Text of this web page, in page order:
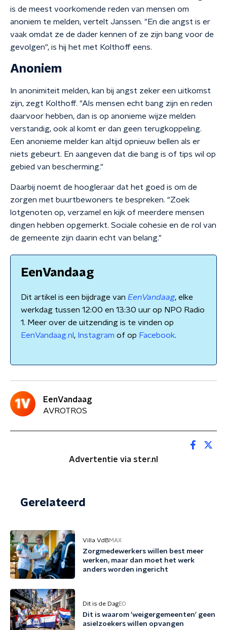
is de meest voorkomende reden van mensen om
anoniem te melden, vertelt Janssen. "En die angst is er
vaak omdat ze de dader kennen of ze zijn bang voor de
gevolgen", is hij het met Kolthoff eens.
Anoniem
In anonimiteit melden, kan bij angst zeker een uitkomst
zijn, zegt Kolthoff. "Als mensen echt bang zijn en reden
daarvoor hebben, dan is op anonieme wijze melden
verstandig, ook al komt er dan geen terugkoppeling.
Een anonieme melder kan altijd opnieuw bellen als er
niets gebeurt. En aangeven dat die bang is of tips wil op
gebied van bescherming."
Daarbij noemt de hoogleraar dat het goed is om de
zorgen met buurtbewoners te bespreken. "Zoek
lotgenoten op, verzamel en kijk of meerdere mensen
dingen hebben opgemerkt. Sociale cohesie en de rol van
de gemeente zijn daarin echt van belang."
EenVandaag
Dit artikel is een bijdrage van EenVandaag, elke
werkdag tussen 12:00 en 13:30 uur op NPO Radio
1. Meer over de uitzending is te vinden op
EenVandaag.nl , Instagram of op Facebook.
EenVandaag
AVROTROS
Advertentie via ster.nl
Gerelateerd
Villa VdBMAX
Zorgmedewerkers willen best meer
werken, maar dan moet het werk
anders worden ingericht
Dit is de DagEO
Dit is waarom 'weigergemeenten' geen
asielzoekers willen opvangen